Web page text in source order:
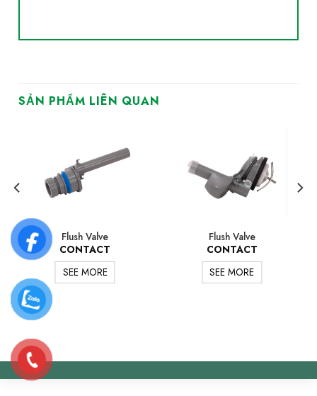
SẢN PHẨM LIÊN QUAN
Flush Valve
CONTACT
SEE MORE
Flush Valve
CONTACT
SEE MORE